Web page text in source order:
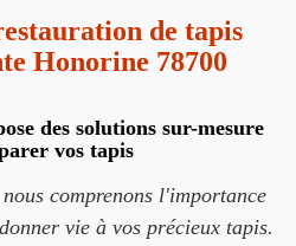
de tapis
Honorine 78700
des solutions sur-mesure
vos tapis
comprenons l'importance
vie à vos précieux tapis.